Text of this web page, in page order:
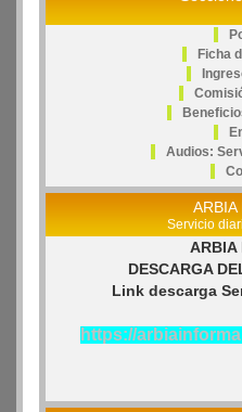
Ficha
Audios:
ARBIA
Servicio
ARBIA
DESCARGA
Link descarga
https://